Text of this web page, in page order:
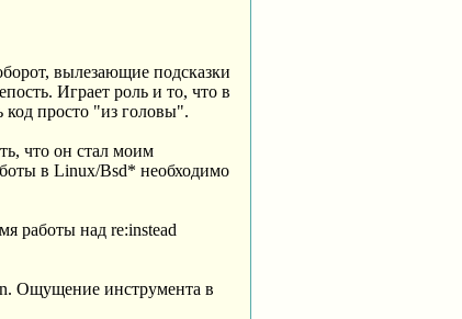
вылезающие подсказки
Играет роль и то, что в
код просто "из головы".
что он стал моим
в Linux/Bsd* необходимо
работы над re:instead
Ощущение инструмента в